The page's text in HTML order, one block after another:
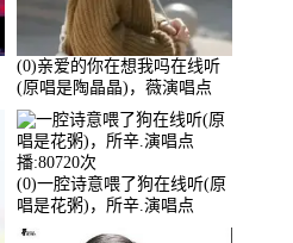
(0)亲爱的你在想我吗在线听
(原唱是陶晶晶)，薇演唱点
播:159722次
(0)一腔诗意喂了狗在线听(原
唱是花粥)，所辛.演唱点
播:80720次